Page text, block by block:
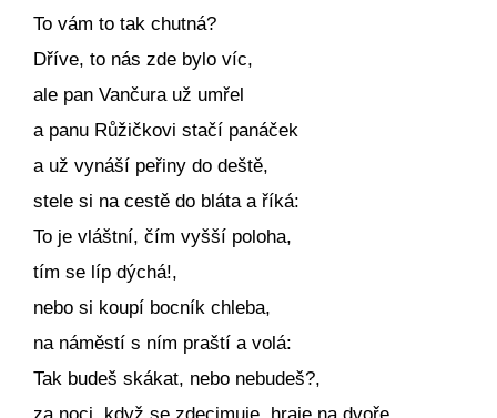
To vám to tak chutná?
Dříve, to nás zde bylo víc,
ale pan Vančura už umřel
a panu Růžičkovi stačí panáček
a už vynáší peřiny do deště,
stele si na cestě do bláta a říká:
To je vláštní, čím vyšší poloha,
tím se líp dýchá!,
nebo si koupí bocník chleba,
na náměstí s ním praští a volá:
Tak budeš skákat, nebo nebudeš?,
za noci, když se zdecimuje, hraje na dvoře